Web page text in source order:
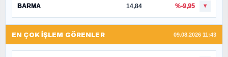
BARMA 14,84 %-9,95 ▼
EN ÇOK İŞLEM GÖRENLER 09.08.2026 11:43